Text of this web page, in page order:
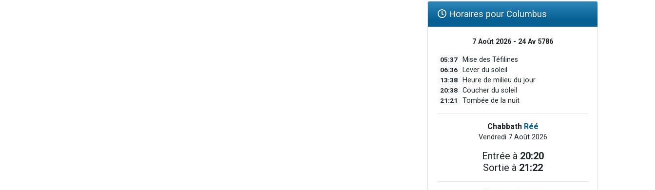
Horaires pour Columbus
7 Août 2026 - 24 Av 5786
05:37 Mise des Téfilines
06:36 Lever du soleil
13:38 Heure de milieu du jour
20:38 Coucher du soleil
21:21 Tombée de la nuit
Chabbath Réé
Vendredi 7 Août 2026
Entrée à 20:20
Sortie à 21:22